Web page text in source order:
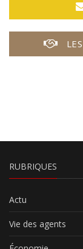
RUBRIQUES
Actu
Vie des agents